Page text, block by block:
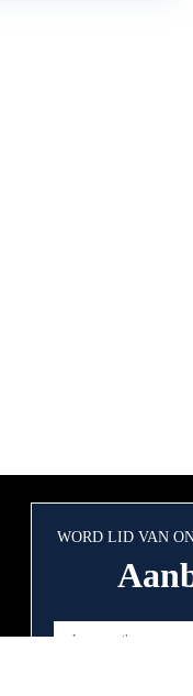
WORD LID VAN